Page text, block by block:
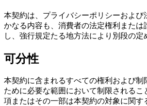
本契約は、プライバシーポリシーおよ
かなる内容も、消費者の法定権利また
し、強行規定たる地方法により別段の
可分性
本契約に含まれるすべての権利および
ために必要な範囲において制限される
項またはその一部は本契約の対象に関